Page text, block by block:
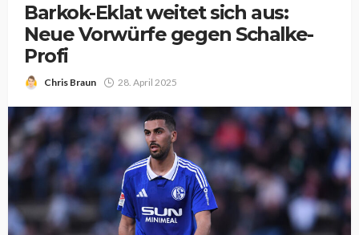
Barkok-Eklat weitet sich aus:
Neue Vorwürfe gegen Schalke-
Profi
Chris Braun 28. April 2025